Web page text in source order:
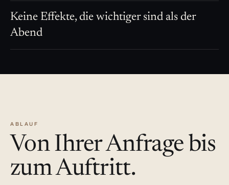
Keine Effekte, die wichtiger sind als der
Abend
ABLAUF
Von Ihrer Anfrage bis
zum Auftritt.